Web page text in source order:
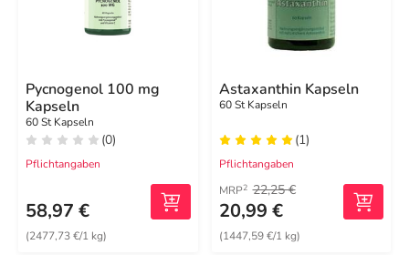
Pycnogenol 100 mg
Kapseln
60 St Kapseln
(0)
Pflichtangaben
58,97 €
(2477,73 €/1 kg)
Astaxanthin Kapseln
60 St Kapseln
(1)
Pflichtangaben
MRP2 22,25 €
20,99 €
(1447,59 €/1 kg)